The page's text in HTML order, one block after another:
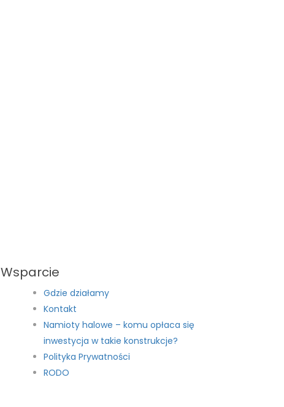
Wsparcie
Gdzie działamy
Kontakt
Namioty halowe – komu opłaca się
inwestycja w takie konstrukcje?
Polityka Prywatności
RODO